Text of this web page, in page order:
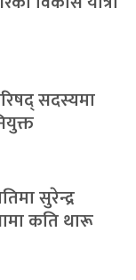
सदस्यमा
सुरेन्द्र
कति थारू